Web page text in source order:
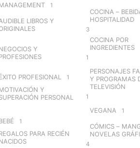
1
LIBROS Y
Y
PROFESIONAL 1
Y
PERSONAL
1
PARA RECIÉN
COCINA –
HOSPITALIDAD
3
COCINA POR
INGREDIENTES
1
PERSONAJES
Y PROGRAMAS
TELEVISIÓN
1
VEGANA 1
CÓMICS –
NOVELAS
4